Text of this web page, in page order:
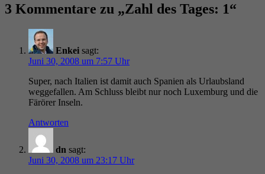
3 Kommentare zu „Zahl des Tages: 1“
Enkei sagt:
Juni 30, 2008 um 7:57 Uhr
Super, nach Italien ist damit auch Spanien als Urlaubsland
weggefallen. Am Schluss bleibt nur noch Luxemburg und die
Färörer Inseln.
Antworten
dn sagt:
Juni 30, 2008 um 23:17 Uhr